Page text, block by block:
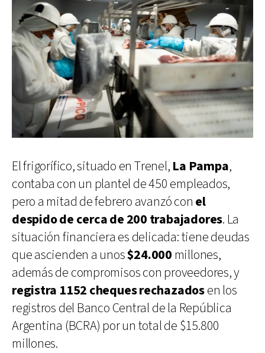
El frigorífico, situado en Trenel, La Pampa,
contaba con un plantel de 450 empleados,
pero a mitad de febrero avanzó con el
despido de cerca de 200 trabajadores. La
situación financiera es delicada: tiene deudas
que ascienden a unos$24.000 millones,
además de compromisos con proveedores, y
registra 1152 cheques rechazadosen los
registros del Banco Central de la República
Argentina (BCRA) por un total de $15.800
millones.